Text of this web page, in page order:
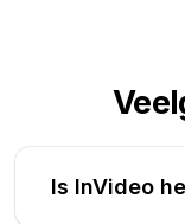
Is InVideo